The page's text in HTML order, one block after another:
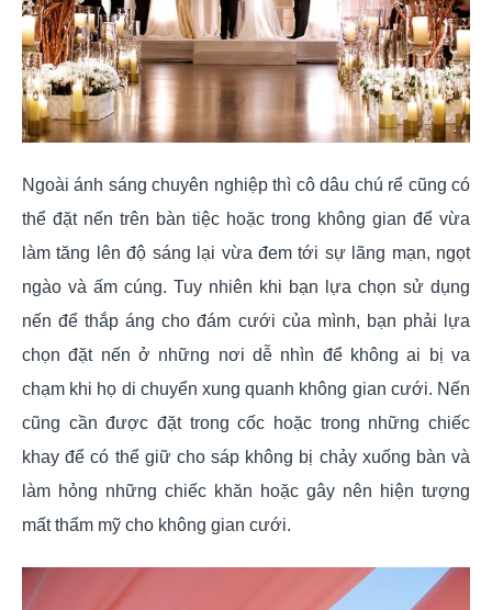
Ngoài ánh sáng chuyên nghiệp thì cô dâu chú rể cũng có
thể đặt nến trên bàn tiệc hoặc trong không gian để vừa
làm tăng lên độ sáng lại vừa đem tới sự lãng mạn, ngọt
ngào và ấm cúng. Tuy nhiên khi bạn lựa chọn sử dụng
nến để thắp áng cho đám cưới của mình, bạn phải lựa
chọn đặt nến ở những nơi dễ nhìn để không ai bị va
chạm khi họ di chuyển xung quanh không gian cưới. Nến
cũng cần được đặt trong cốc hoặc trong những chiếc
khay để có thể giữ cho sáp không bị chảy xuống bàn và
làm hỏng những chiếc khăn hoặc gây nên hiện tượng
mất thẩm mỹ cho không gian cưới.